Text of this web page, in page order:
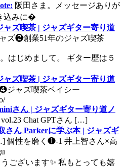
阪田さま。メッセージありが
込みに�
ズ喫茶 | ジャズギター寄り道
ズ❷創業51年のジャズ喫茶
はじめまして。 ギター歴は５
ズ喫茶 | ジャズギター寄り道
ジャズ喫茶ベイシー
さん | ジャズギター寄り道ノ
Chat GPTさん […]
さん Parkerに学ぶ本 | ジャズギ
個性を磨く❶-1 井上智さん×高
ございます✨ 私もとっても嬉